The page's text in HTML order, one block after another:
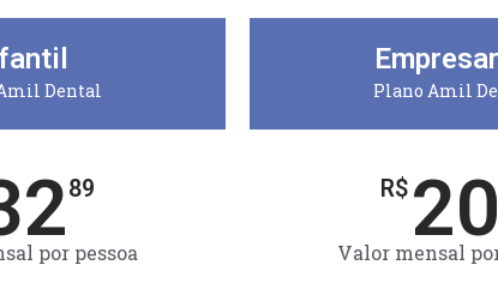
Dental
89
por pessoa
Plano Amil
R$ 20
Valor mensal